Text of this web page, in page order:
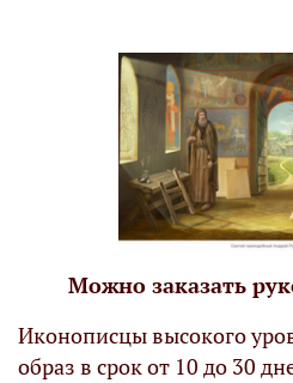
Можно заказать
Иконописцы высокого
образ в срок от 10 до 30